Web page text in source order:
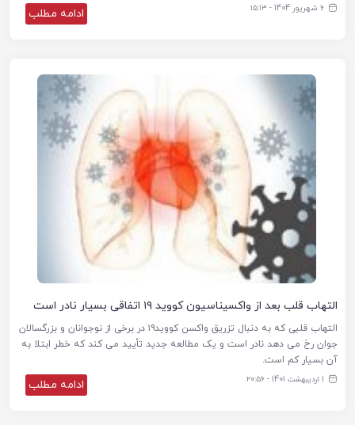
6 شهریور 1404 - ۱۵:۱۳ ادامه مطلب
التهاب قلب بعد از واکسیناسیون کووید ۱۹ اتفاقی بسیار نادر است
التهاب قلبی که به دنبال تزریق واکسن کووید۱۹ در برخی از نوجوانان و بزرگسالان
جوان رخ می دهد نادر است و یک مطالعه جدید تأیید می کند که خطر ابتلا به
آن بسیار کم است.
1 اردیبهشت 1401 - ۲۰:۵۶ ادامه مطلب